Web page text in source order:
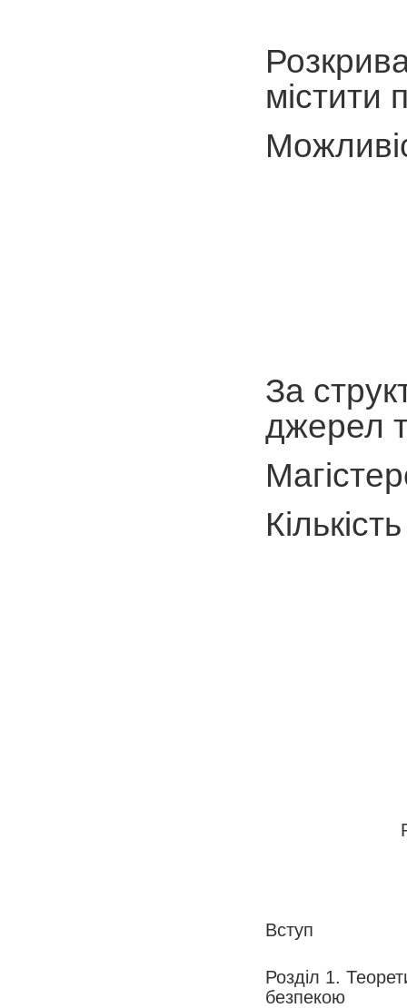
містити
За
джерел
Вступ
Розділ 1.
безпекою